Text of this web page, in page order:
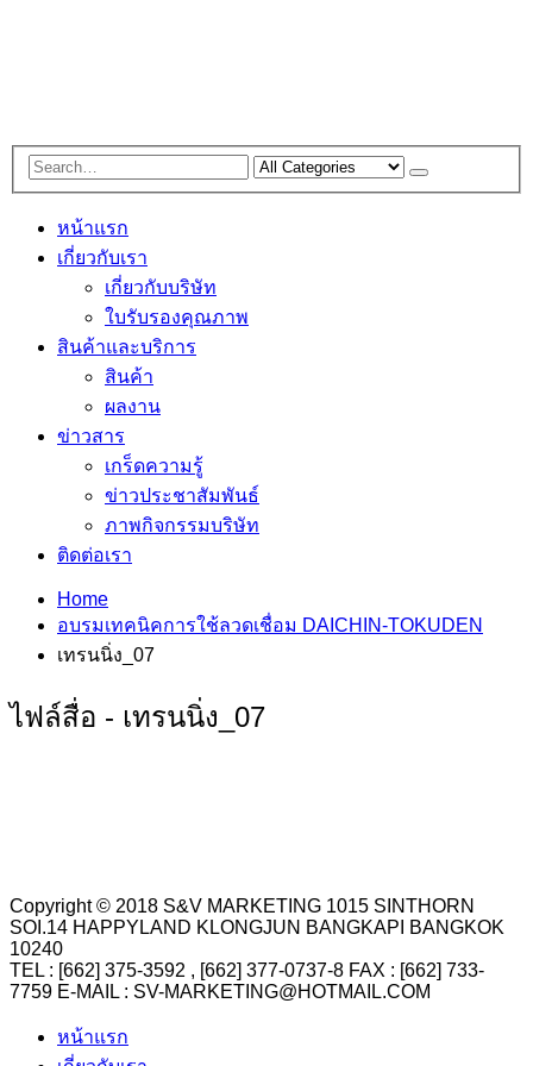
หน้าแรก
เกี่ยวกับเรา
เกี่ยวกับบริษัท
ใบรับรองคุณภาพ
สินค้าและบริการ
สินค้า
ผลงาน
ข่าวสาร
เกร็ดความรู้
ข่าวประชาสัมพันธ์
ภาพกิจกรรมบริษัท
ติดต่อเรา
Home
อบรมเทคนิคการใช้ลวดเชื่อม DAICHIN-TOKUDEN
เทรนนิ่ง_07
ไฟล์สื่อ - เทรนนิ่ง_07
Copyright © 2018 S&V MARKETING 1015 SINTHORN
SOI.14 HAPPYLAND KLONGJUN BANGKAPI BANGKOK
10240
TEL : [662] 375-3592 , [662] 377-0737-8 FAX : [662] 733-
7759 E-MAIL : SV-MARKETING@HOTMAIL.COM
หน้าแรก